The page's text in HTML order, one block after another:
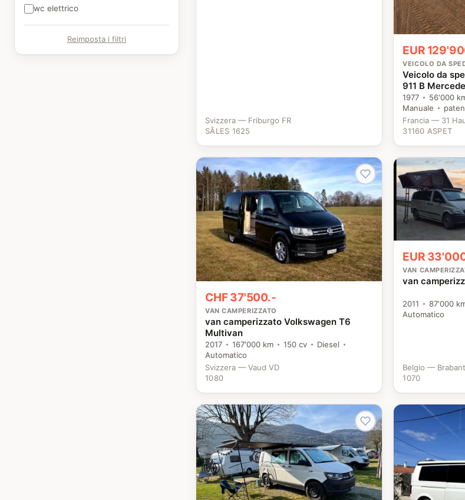
wc elettrico
Reimposta i filtri
Svizzera — Friburgo FR
SÂLES 1625
EUR
VEICOLO DA
Veicolo da
911 B
1977 56'000
Manuale
Francia — 31
31160 ASPET
CHF 37'500.-
VAN CAMPERIZZATO
van camperizzato Volkswagen T6
Multivan
2017 167'000 km 150 cv
Diesel
Automatico
Svizzera — Vaud VD
1080
EUR
VAN
van
2011 87'000
Automatico
Belgio —
1070